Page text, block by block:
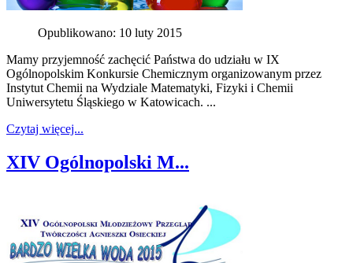
Opublikowano: 10 luty 2015
Mamy przyjemność zachęcić Państwa do udziału w IX
Ogólnopolskim Konkursie Chemicznym organizowanym przez
Instytut Chemii na Wydziale Matematyki, Fizyki i Chemii
Uniwersytetu Śląskiego w Katowicach. ...
Czytaj więcej...
XIV Ogólnopolski M...